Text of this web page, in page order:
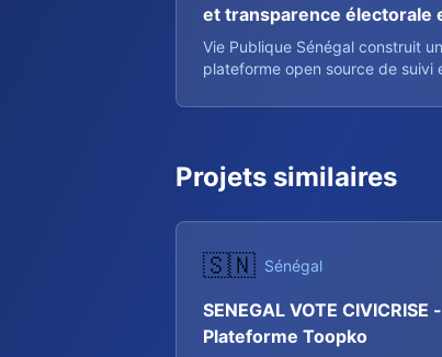
et transparence électorale
action
Vie Publique Sénégal construit
plateforme open source de suivi
tous les citoyens sénégalais en
Projets similaires
🇸🇳 Sénégal
SENEGAL VOTE CIVICRISE -
Plateforme Toopko